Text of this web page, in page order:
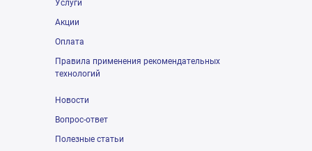
Услуги
Акции
Оплата
Правила применения рекомендательных
технологий
Новости
Вопрос-ответ
Полезные статьи